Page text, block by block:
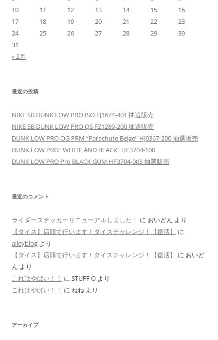
10
11 12 13 14 15
16
17
18 19 20 21 22
23
24
25 26 27 28 29
30
31
« 2月
最近の投稿
NIKE SB DUNK LOW PRO ISO FJ1674-401 抽選販売
NIKE SB DUNK LOW PRO QS FZ1289-200 抽選販売
DUNK LOW PRO OG PRM “Parachute Beige” HJ0367-200 抽選販売
DUNK LOW PRO “WHITE AND BLACK” HF3704-100
DUNK LOW PRO Pro BLACK GUM HF3704-003 抽選販売
最近のコメント
ライダーステッカーリニューアルしました！ に おいどん より
【ダイス】店頭で行います！ダイスチャレンジ！【復活】
に
alleyblog より
【ダイス】店頭で行います！ダイスチャレンジ！【復活】
に おいど
ん より
これはやばい！！ に STUFF O より
これはやばい！！ に ねね より
アーカイブ